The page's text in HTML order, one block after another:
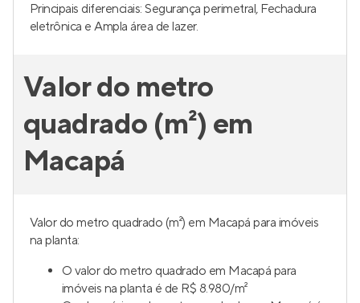
Principais diferenciais: Segurança perimetral, Fechadura
eletrônica e Ampla área de lazer.
Valor do metro
quadrado (m²) em
Macapá
Valor do metro quadrado (m²) em Macapá para imóveis
na planta:
O valor do metro quadrado em Macapá para
imóveis na planta é de R$ 8.980/m²